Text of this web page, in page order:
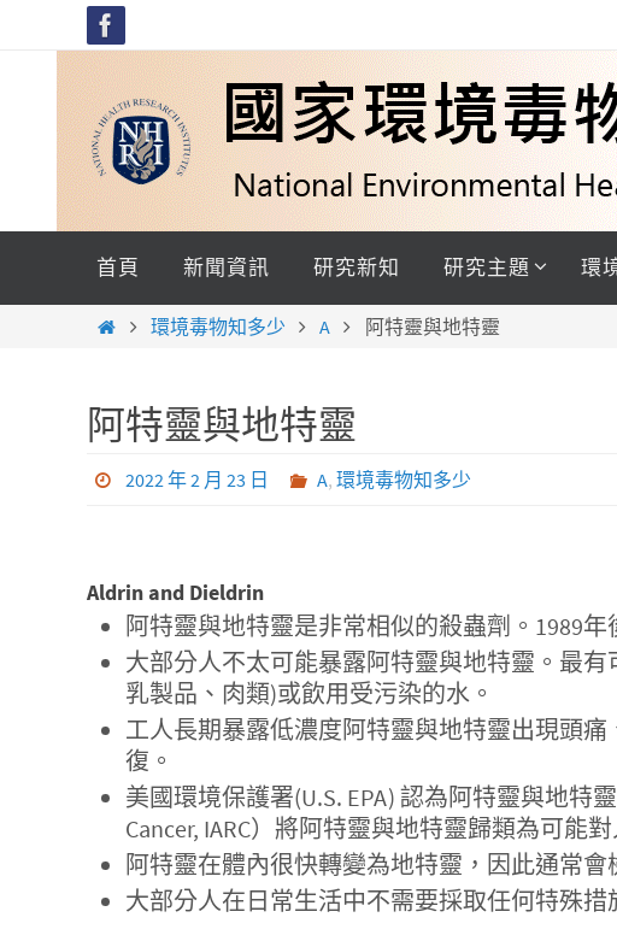
content
首頁 新聞資訊 研究新知 研究主題 環
Home環境毒物知多少 A 阿特靈與地特靈
阿特靈與地特靈
2022 年 2 月 23 日 A, 環境毒物知多少
Aldrin and Dieldrin
阿特靈與地特靈是非常相似的殺蟲劑。1989
大部分人不太可能暴露阿特靈與地特靈。最
乳製品、肉類)或飲用受污染的水。
工人長期暴露低濃度阿特靈與地特靈出現頭
復。
美國環境保護署(U.S. EPA) 認為阿特靈與地特
Cancer, IARC）將阿特靈與地特靈歸類為可能
阿特靈在體內很快轉變為地特靈，因此通常
大部分人在日常生活中不需要採取任何特殊措